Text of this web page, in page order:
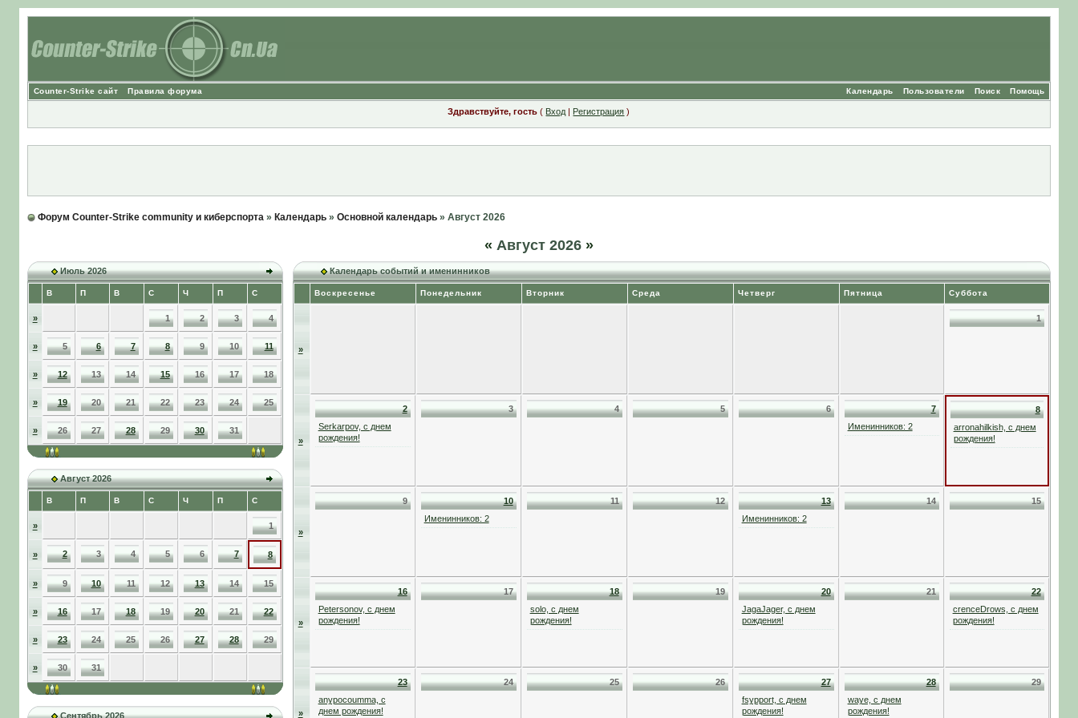
Counter-Strike сайт Правила форума Помощь
Поиск
Пользователи
Календарь
Здравствуйте, гость ( Вход | Регистрация )
Форум Counter-Strike community и киберспорта» Календарь» Основной календарь» Август 2026
« Август 2026 »
Июль 2026
В П В С Ч П С
» 1 2 3 4
» 5 6 7 8 9 10 11
» 12 13 14 15 16 17 18
» 19 20 21 22 23 24 25
» 26 27 28 29 30 31
Август 2026
В П В С Ч П С
» 1
» 2 3 4 5 6 7 8
» 9 10 11 12 13 14 15
» 16 17 18 19 20 21 22
» 23 24 25 26 27 28 29
» 30 31
Сентябрь 2026
Календарь событий и именинников
Воскресенье Понедельник Вторник Среда Четверг Пятница Суббота
»
1
»
2
Serkarpov, с днем
рождения!
3 4 5 6
7
Именинников: 2
8
arronahilkish, с днем
рождения!
»
9
10
Именинников: 2
11 12
13
Именинников: 2
14 15
»
16
Petersonov, с днем
рождения!
17
18
solo, с днем
рождения!
19
20
JagaJager, с днем
рождения!
21
22
crenceDrows, с днем
рождения!
»
23
anypocoumma, с
днем рождения!
24 25 26
27
fsypport, с днем
рождения!
28
waye, с днем
рождения!
29